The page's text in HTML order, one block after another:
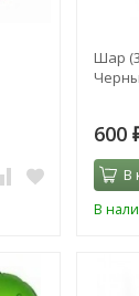
Шар
600
В
В